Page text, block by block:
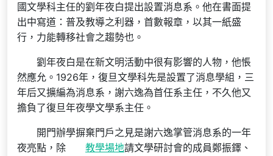
國文學科主任的劉年夜白提出設置消息系。他在書面提
出中寫道：普及教導之利器，首數報章，以其一紙盛
行，力能轉移社會之趨勢也。
劉年夜白是在新文明活動中很有影響的人物，他悵
然應允。1926年，復旦文學科先是設置了消息學組，三
年后又擴編為消息系，謝六逸為首任系主任，不久他又
擔負了復旦年夜學文學系主任。
開門辦學摒棄門戶之見是謝六逸掌管消息系的一年
夜亮點，除
教學場地請文學研討會的成員鄭振鐸、